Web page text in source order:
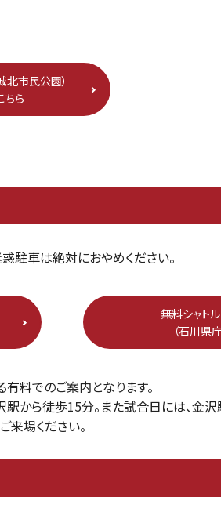
北市民公園）
ちら
駐車は絶対におやめください。
無料シャト
（石川県庁
有料でのご案内となります。
から徒歩15分。また試合日には、金
来場ください。